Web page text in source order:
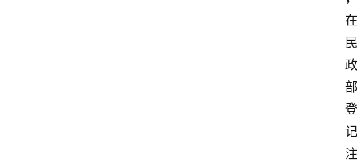
在
民
政
部
登
记
注